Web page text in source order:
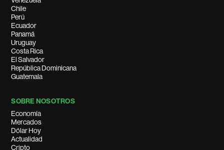
Chile
Perú
Ecuador
Panamá
Uruguay
Costa Rica
El Salvador
República Dominicana
Guatemala
SOBRE NOSOTROS
Economía
Mercados
Dólar Hoy
Actualidad
Cripto